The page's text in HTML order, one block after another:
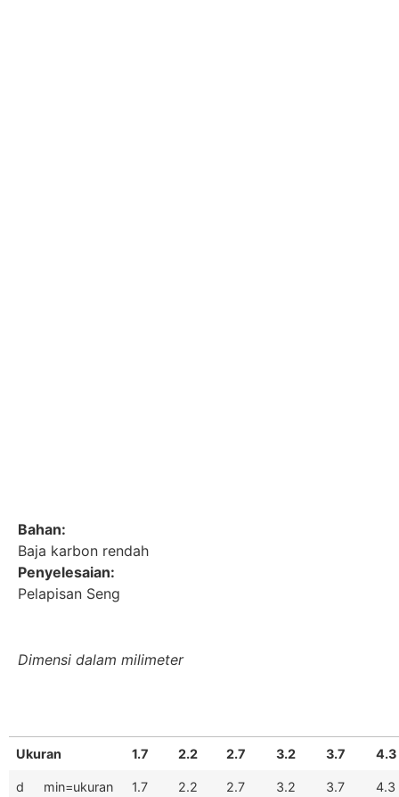
Bahan:
Baja karbon rendah
Penyelesaian:
Pelapisan Seng
Dimensi dalam milimeter
Ukuran 1.7 2.2 2.7 3.2 3.7 4.3
d
min=ukuran
1.7 2.2 2.7 3.2 3.7 4.3